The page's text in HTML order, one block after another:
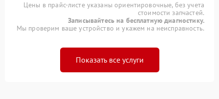
Цены в прайс-листе указаны ориентировочные, без учета
стоимости запчастей.
Записывайтесь на бесплатную диагностику.
Мы проверим ваше устройство и укажем на неисправность.
Показать все услуги